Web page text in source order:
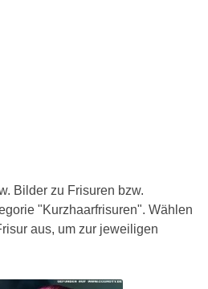
Bilder zu Frisuren bzw.
"Kurzhaarfrisuren". Wählen
aus, um zur jeweiligen